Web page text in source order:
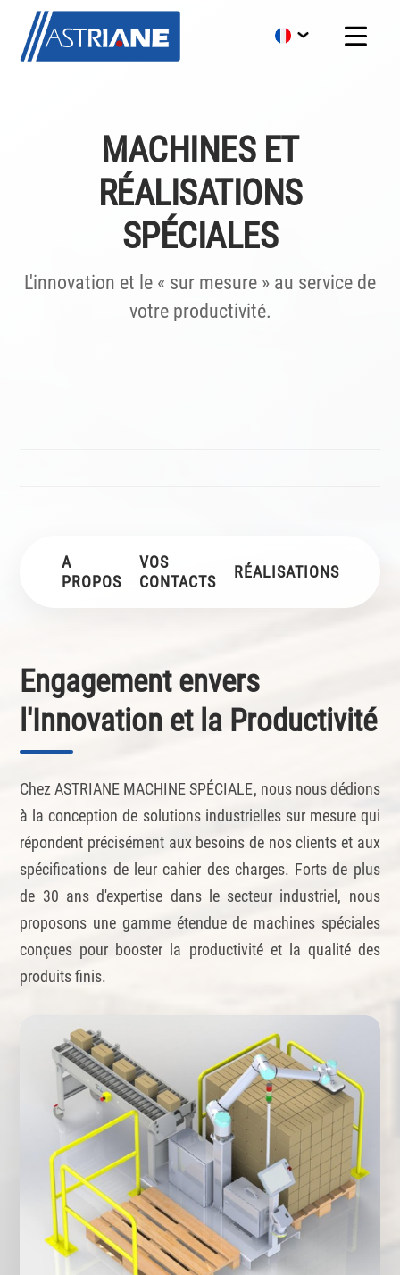
MACHINES ET
RÉALISATIONS
SPÉCIALES
L'innovation et le « sur mesure » au service de
votre productivité.
A
PROPOS
VOS
CONTACTS
RÉALISATIONS
Engagement envers
l'Innovation et la Productivité
Chez ASTRIANE MACHINE SPÉCIALE, nous nous dédions
à la conception de solutions industrielles sur mesure qui
répondent précisément aux besoins de nos clients et aux
spécifications de leur cahier des charges. Forts de plus
de 30 ans d'expertise dans le secteur industriel, nous
proposons une gamme étendue de machines spéciales
conçues pour booster la productivité et la qualité des
produits finis.